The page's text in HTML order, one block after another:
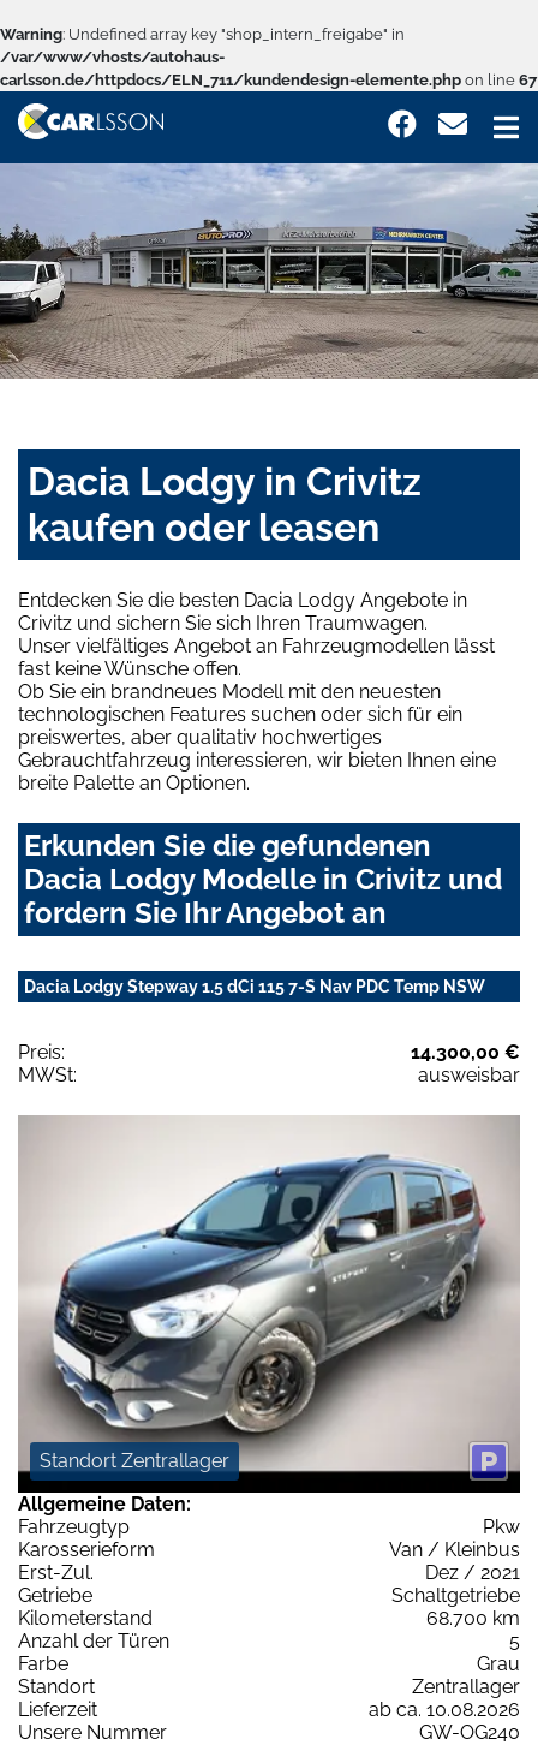
Warning: Undefined array key "shop_intern_freigabe" in
/var/www/vhosts/autohaus-
carlsson.de/httpdocs/ELN_711/kundendesign-elemente.php on line 67
Dacia Lodgy in Crivitz
kaufen oder leasen
Entdecken Sie die besten Dacia Lodgy Angebote in
Crivitz und sichern Sie sich Ihren Traumwagen.
Unser vielfältiges Angebot an Fahrzeugmodellen lässt
fast keine Wünsche offen.
Ob Sie ein brandneues Modell mit den neuesten
technologischen Features suchen oder sich für ein
preiswertes, aber qualitativ hochwertiges
Gebrauchtfahrzeug interessieren, wir bieten Ihnen eine
breite Palette an Optionen.
Erkunden Sie die gefundenen
Dacia Lodgy Modelle in Crivitz und
fordern Sie Ihr Angebot an
Dacia Lodgy Stepway 1.5 dCi 115 7-S Nav PDC Temp NSW
Preis:
14.300,00 €
MWSt:
ausweisbar
Standort Zentrallager
Allgemeine Daten:
Fahrzeugtyp
Pkw
Karosserieform
Van / Kleinbus
Erst-Zul.
Dez / 2021
Getriebe
Schaltgetriebe
Kilometerstand
68.700 km
Anzahl der Türen
5
Farbe
Grau
Standort
Zentrallager
Lieferzeit
ab ca. 10.08.2026
Unsere Nummer
GW-OG240